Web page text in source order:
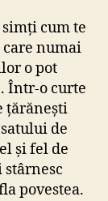
cum te
numai
o pot
Într-o curte
țărănești
de
și fel de
povestea.